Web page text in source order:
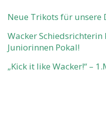
Neue Trikots für unsere
Wacker
Juniorinnen Pokal!
„Kick it like Wacker!“ –